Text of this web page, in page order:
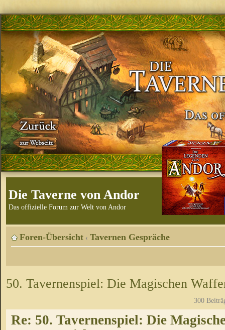
Die Taverne von Andor
Das offizielle Forum zur Welt von Andor
Foren-Übersicht ‹ Tavernen Gespräche
50. Tavernenspiel: Die Magischen
300
Re: 50. Tavernenspiel: Die